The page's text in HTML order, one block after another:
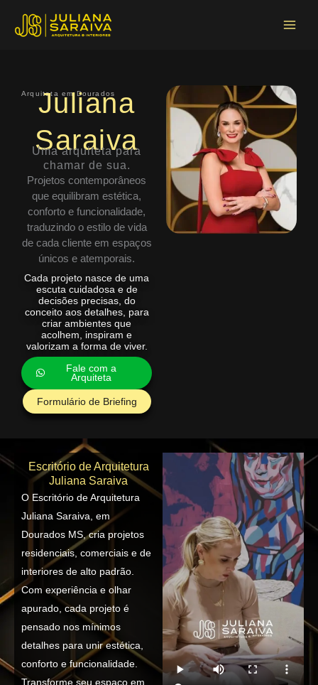
Arquiteta em Dourados
Juliana
Saraiva
Uma arquiteta para
chamar de sua.
Projetos contemporâneos
que equilibram estética,
conforto e funcionalidade,
traduzindo o estilo de vida
de cada cliente em espaços
únicos e atemporais.
Cada projeto nasce de uma
escuta cuidadosa e de
decisões precisas, do
conceito aos detalhes, para
criar ambientes que
acolhem, inspiram e
valorizam a forma de viver.
Fale com a
Arquiteta
Formulário de Briefing
Escritório de Arquitetura
Juliana Saraiva
O Escritório de Arquitetura
Juliana Saraiva, em
Dourados MS, cria projetos
residenciais, comerciais e de
interiores de alto padrão.
Com experiência e olhar
apurado, cada projeto é
pensado nos mínimos
detalhes para unir estética,
conforto e funcionalidade.
Transforme seu espaço em